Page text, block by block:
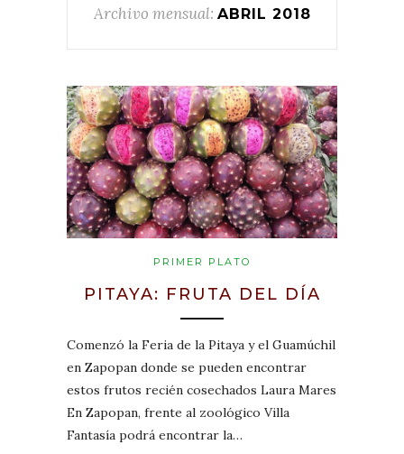
Archivo mensual: ABRIL 2018
PRIMER PLATO
PITAYA: FRUTA DEL DÍA
Comenzó la Feria de la Pitaya y el Guamúchil
en Zapopan donde se pueden encontrar
estos frutos recién cosechados Laura Mares
En Zapopan, frente al zoológico Villa
Fantasía podrá encontrar la…